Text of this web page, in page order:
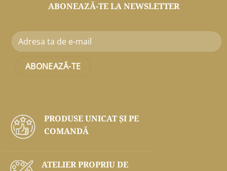
ABONEAZĂ-TE LA NEWSLETTER
PRODUSE UNICAT ŞI PE
COMANDĂ
ATELIER PROPRIU DE